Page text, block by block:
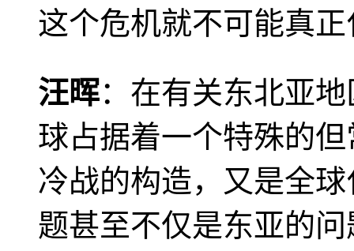
这个危机就不可能真
汪晖：在有关东北亚
球占据着一个特殊的
冷战的构造，又是全
题甚至不仅是东亚的